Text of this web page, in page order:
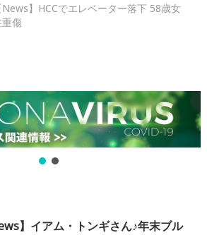
News】HCCでエレベーター落下 58歳女
傷
】イアム・トンギさん♪年末ブル